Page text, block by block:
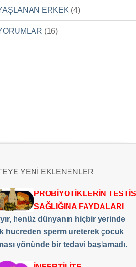
ERKEK (4)
(16)
YENİ EKLENENLER
PROBİYOTİKLERİN TESTİS
SAĞLIĞINA FAYDALARI
henüz dünyanın hiçbir yerinde
hücreden sperm üreterek çocuk
yönünde bir tedavi başlamadı.